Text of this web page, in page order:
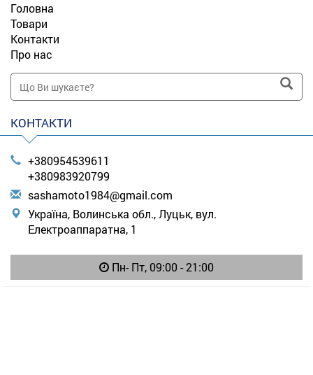
Головна
Товари
Контакти
Про нас
КОНТАКТИ
+380954539611
+380983920799
sashamoto1984@gmail.com
Україна, Волинська обл., Луцьк, вул.
Електроаппаратна, 1
Пн- Пт, 09:00 - 21:00